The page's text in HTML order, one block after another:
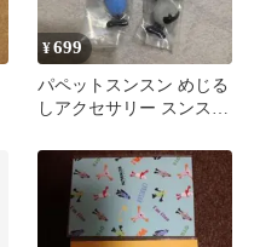
¥699
パペットスンスン めじる
しアクセサリー スンス